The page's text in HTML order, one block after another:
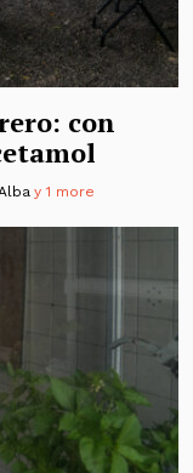
con
y 1 more